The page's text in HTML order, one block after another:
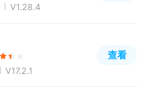
V1.28.4
V17.2.1
查看